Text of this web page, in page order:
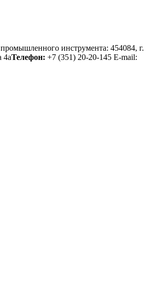
инструмента: 454084, г.
4аТелефон: +7 (351) 20-20-145 E-mail: